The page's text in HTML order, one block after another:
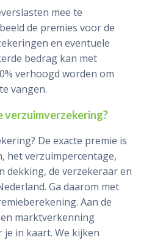
mee te
de premies voor de
en eventuele
bedrag kan met
verhoogd worden om
vangen.
verzuimverzekering?
De exacte premie is
het verzuimpercentage,
dekking, de verzekeraar en
Ga daarom met
Aan de
marktverkenning
in kaart. We kijken